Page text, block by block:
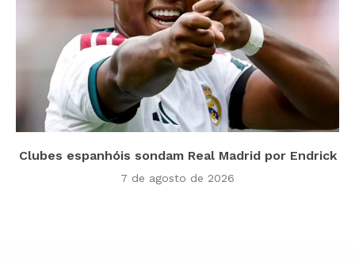
Clubes espanhóis sondam Real Madrid por Endrick
7 de agosto de 2026